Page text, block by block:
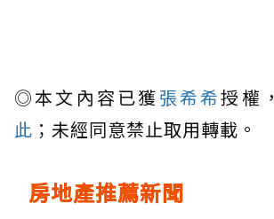
◎本文內容已獲張希希授權，
此 ；未經同意禁止取用轉載。
房地產推薦新聞